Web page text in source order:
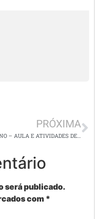
PRÓXIMA
5º ANO – AULA E ATIVIDADES DE PRODUÇÃO DE TEXTO E DITADO DE FRASES.
será publicado.
com *